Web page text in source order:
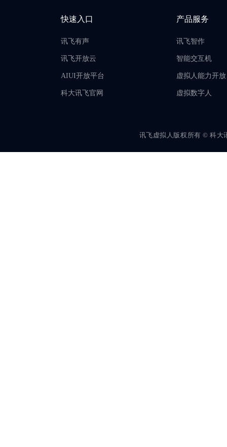
快速入口
讯飞有声
讯飞开放云
AIUI开放平台
科大讯飞官网
产品服务
讯飞智作
智能交互机
虚拟人能力开放
虚拟数字人
讯飞虚拟人版权所有 © 科大